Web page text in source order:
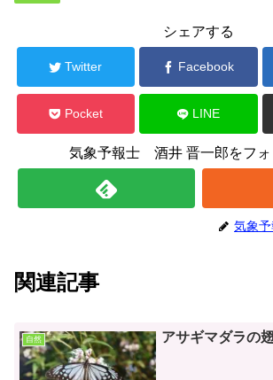
シェアする
Twitter Facebook
Pocket LINE
気象予報士 酒井 晋一郎をフォ
気象
関連記事
自然 アサギマダラの